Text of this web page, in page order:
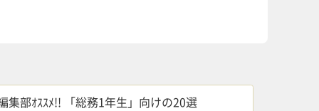
集部ｵｽｽﾒ!! 「総務1年生」向けの20選